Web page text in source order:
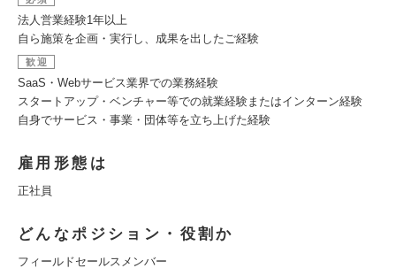
法人営業経験1年以上
自ら施策を企画・実行し、成果を出したご経験
歓迎
SaaS・Webサービス業界での業務経験
スタートアップ・ベンチャー等での就業経験またはインターン経験
自身でサービス・事業・団体等を立ち上げた経験
雇用形態は
正社員
どんなポジション・役割か
フィールドセールスメンバー